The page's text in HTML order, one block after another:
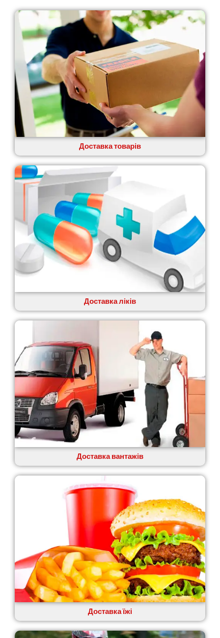
Херсон
Хмельницький
Хмільник
Ірпінь
Івано-Франківськ
Ізмаїл
Кагарлик
Калуш
Кам’янець-Подільський
Кам’янка
Кам’янське
Канів
Козятин
Київ
Кобеляки
Коцюбинське
Конотоп
Коростень
Корсунь-Шевченківський
Костопіль
Ковель
Козин
Красноград
Кременчук
Кременець
Кривий Ріг
Кропивницький
Крихівці
Крижанівка
Ладижин
Лісники
Лиманка
Лозова
Лубни
Луцьк
Лука-Мелешківська
Львів
Малин
Миргород
Мукачево
Новоолександрівка
Новомосковськ
Новосілки
Нововолинськ
Обухів
Обухівка
Одеса
Острог
Доставка товарів
Доставка ліків
Доставка вантажів
Доставка їжі